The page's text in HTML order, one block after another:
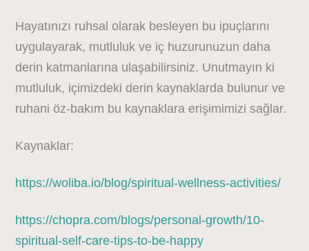
Hayatınızı ruhsal olarak besleyen bu ipuçlarını
uygulayarak, mutluluk ve iç huzurunuzun daha
derin katmanlarına ulaşabilirsiniz. Unutmayın ki
mutluluk, içimizdeki derin kaynaklarda bulunur ve
ruhani öz-bakım bu kaynaklara erişimimizi sağlar.
Kaynaklar:
https://woliba.io/blog/spiritual-wellness-activities/
https://chopra.com/blogs/personal-growth/10-
spiritual-self-care-tips-to-be-happy